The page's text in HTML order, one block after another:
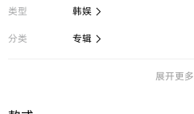
类型 韩娱 
分类 专辑 
展开更多